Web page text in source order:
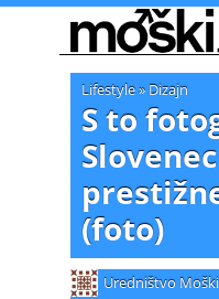
Lifestyle» Dizajn
S to
(foto)
Uredništvo